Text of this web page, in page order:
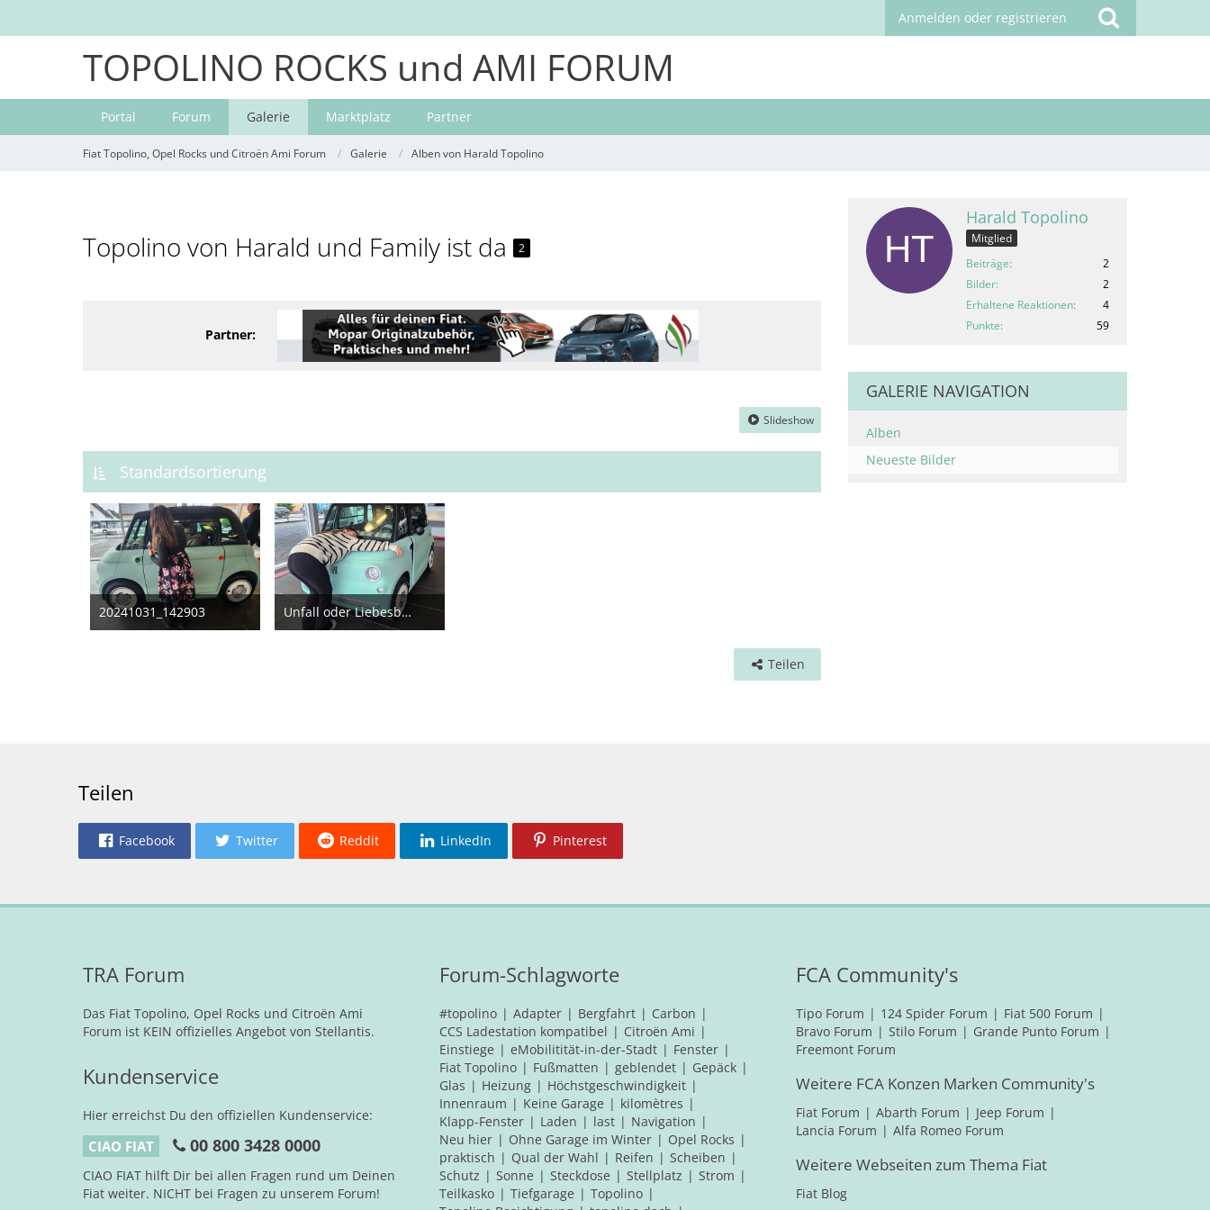
Anmelden oder registrieren
TOPOLINO ROCKS und AMI FORUM
Portal Forum Galerie Marktplatz Partner
Fiat Topolino, Opel Rocks und Citroën Ami Forum Galerie Alben von Harald Topolino
Topolino von Harald und Family ist da 2
Partner:
Slideshow
Standardsortierung
20241031_142903 Unfall oder Liebesbeziehung??
Teilen
Harald Topolino
Mitglied
Beiträge
2
Bilder
2
Erhaltene Reaktionen
4
Punkte
59
GALERIE NAVIGATION
Alben
Neueste Bilder
Teilen
Facebook Twitter Reddit LinkedIn Pinterest
TRA Forum
Das Fiat Topolino, Opel Rocks und Citroën Ami
Forum ist KEIN offizielles Angebot von Stellantis.
Kundenservice
Hier erreichst Du den offiziellen Kundenservice:
CIAO FIAT 00 800 3428 0000
CIAO FIAT hilft Dir bei allen Fragen rund um Deinen
Fiat weiter. NICHT bei Fragen zu unserem Forum!
Forum-Schlagworte
#topolino Adapter Bergfahrt
Carbon
CCS Ladestation kompatibel
Citroën Ami
Einstiege
eMobilitität-in-der-Stadt
Fenster
Fiat Topolino
Fußmatten geblendet
Gepäck
Glas
Heizung
Höchstgeschwindigkeit
Innenraum
Keine Garage
kilomètres
Klapp-Fenster
Laden last
Navigation
Neu hier
Ohne Garage im Winter
Opel Rocks
praktisch
Qual der Wahl Reifen
Scheiben
Schutz
Sonne Steckdose Stellplatz
Strom
Teilkasko
Tiefgarage
Topolino
FCA Community's
Tipo Forum 124 Spider Forum
Fiat 500 Forum
Bravo Forum
Stilo Forum
Grande Punto Forum
Freemont Forum
Weitere FCA Konzen Marken Community's
Fiat Forum Abarth Forum
Jeep Forum
Lancia Forum
Alfa Romeo Forum
Weitere Webseiten zum Thema Fiat
Fiat Blog